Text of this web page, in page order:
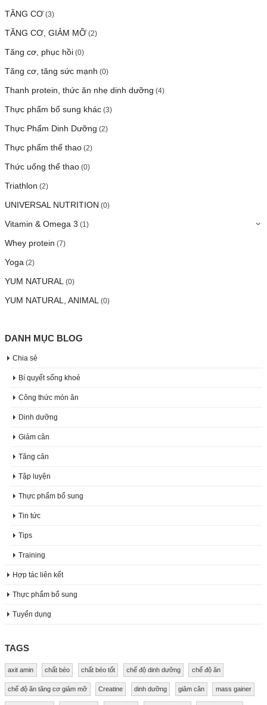
TĂNG CƠ (3)
TĂNG CƠ, GIẢM MỠ (2)
Tăng cơ, phục hồi (0)
Tăng cơ, tăng sức mạnh (0)
Thanh protein, thức ăn nhẹ dinh dưỡng (4)
Thực phẩm bổ sung khác (3)
Thực Phẩm Dinh Dưỡng (2)
Thực phẩm thể thao (2)
Thức uống thể thao (0)
Triathlon (2)
UNIVERSAL NUTRITION (0)
Vitamin & Omega 3 (1)
Whey protein (7)
Yoga (2)
YUM NATURAL (0)
YUM NATURAL, ANIMAL (0)
DANH MỤC BLOG
Chia sẻ
Bí quyết sống khoẻ
Công thức món ăn
Dinh dưỡng
Giảm cân
Tăng cân
Tập luyện
Thực phẩm bổ sung
Tin tức
Tips
Training
Hợp tác liên kết
Thực phẩm bổ sung
Tuyển dụng
TAGS
axit amin chất béo chất béo tốt chế độ dinh dưỡng chế độ ăn
chế độ ăn tăng cơ giảm mỡ Creatine dinh dưỡng giảm cân mass gainer